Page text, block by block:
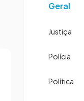
Geral
Justiça
Polícia
Política